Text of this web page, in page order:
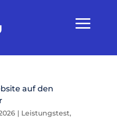
auf den
| Leistungstest,